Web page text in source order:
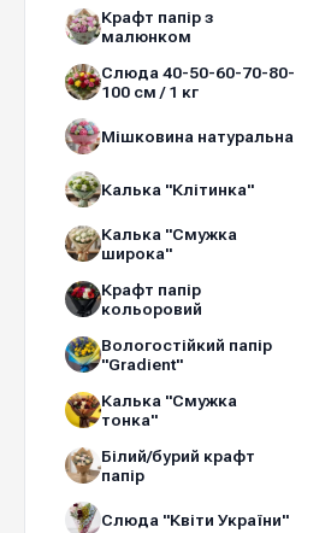
Крафт папір з
малюнком
Слюда 40-50-60-70-80-
100 см / 1 кг
Мішковина натуральна
Калька "Клітинка"
Калька "Смужка
широка"
Крафт папір
кольоровий
Вологостійкий папір
"Gradient"
Калька "Смужка
тонка"
Білий/бурий крафт
папір
Слюда "Квіти України"